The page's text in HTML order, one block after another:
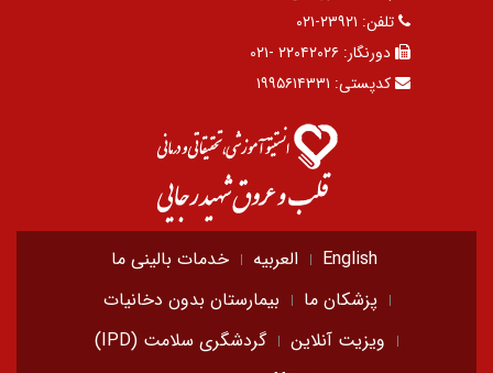
تلفن: ۲۳۹۲۱-۰۲۱
دورنگار: ۲۲۰۴۲۰۲۶ -۰۲۱
کدپستی: ۱۹۹۵۶۱۴۳۳۱
English العربیه
خدمات بالینی ما
پزشکان ما
بیمارستان بدون دخانیات
ویزیت آنلاین
گردشگری سلامت (IPD)